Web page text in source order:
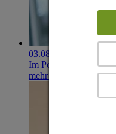
03.08.2026
Im Portfolio: Iset
mehr erfahren